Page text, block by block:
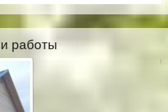
работы